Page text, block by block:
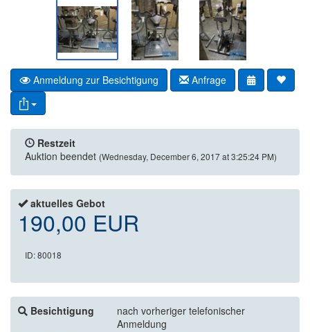
Anmeldung zur Besichtigung Anfrage
Restzeit
Auktion beendet (Wednesday, December 6, 2017 at 3:25:24 PM)
aktuelles Gebot
190,00 EUR
ID: 80018
Besichtigung
nach vorheriger telefonischer
Anmeldung